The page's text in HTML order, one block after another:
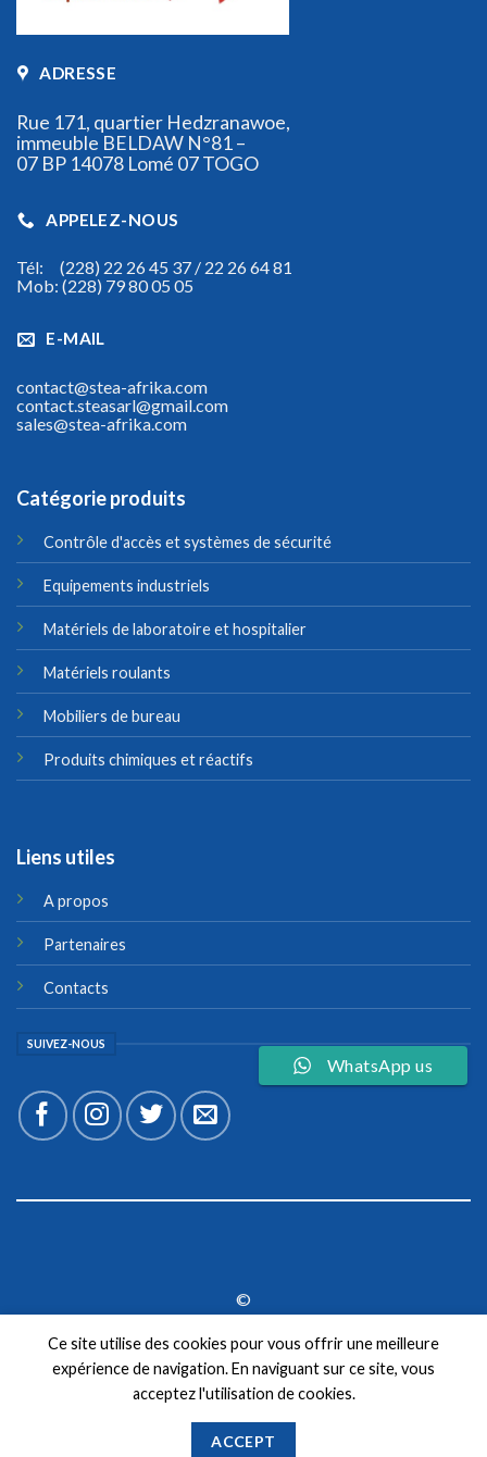
ADRESSE
Rue 171, quartier Hedzranawoe,
immeuble BELDAW N°81 –
07 BP 14078 Lomé 07 TOGO
APPELEZ-NOUS
Tél: (228) 22 26 45 37 / 22 26 64 81
Mob: (228) 79 80 05 05
E-MAIL
contact@stea-afrika.com
contact.steasarl@gmail.com
sales@stea-afrika.com
Catégorie produits
Contrôle d'accès et systèmes de sécurité
Equipements industriels
Matériels de laboratoire et hospitalier
Matériels roulants
Mobiliers de bureau
Produits chimiques et réactifs
Liens utiles
A propos
Partenaires
Contacts
SUIVEZ-NOUS
©
TERMS PRIVACY COOKIES
Ce site utilise des cookies pour vous offrir une meilleure
expérience de navigation. En naviguant sur ce site, vous
acceptez l'utilisation de cookies.
ACCEPT
WhatsApp us